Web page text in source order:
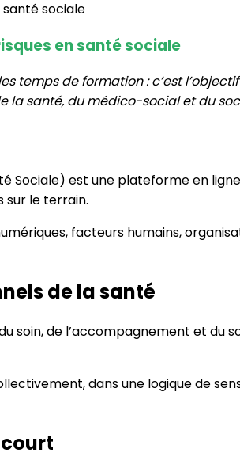
en santé sociale
temps de formation : c’est
la santé, du médico-social et du
Sociale) est une plateforme en
sur le terrain.
facteurs humains,
de la santé
soin, de l’accompagnement et du
dans une logique de